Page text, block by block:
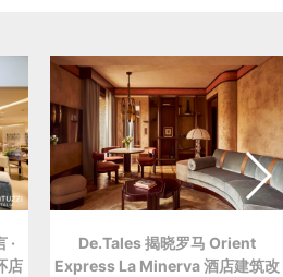
·
店
De.Tales 揭晓罗马 Orient
Express La Minerva 酒店建筑改